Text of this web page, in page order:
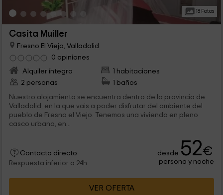
18 Fotos
Casita Muiller
Fresno El Viejo, Valladolid
0 opiniones
Alquiler íntegro
1 habitaciones
2 personas
1 baños
Nuestro alojamiento se encuentra dentro de la provincia de
Valladolid, en la que vais a poder disfrutar del ambiente del
pueblo de Fresno el Viejo. Tenemos una vivienda en pleno
casco urbano, en...
Contacto directo
Respuesta inferior a 24h
desde 52€
persona y noche
VER OFERTA